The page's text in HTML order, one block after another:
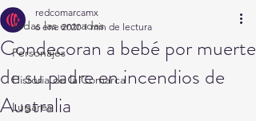
Todas las entradas
Personajes
Historia de la Comarca
Lugares
Condecoran a bebé por muerte
de su padre en incendios de
Australia
redcomarcamx
6 ene 2020 1 min de lectura